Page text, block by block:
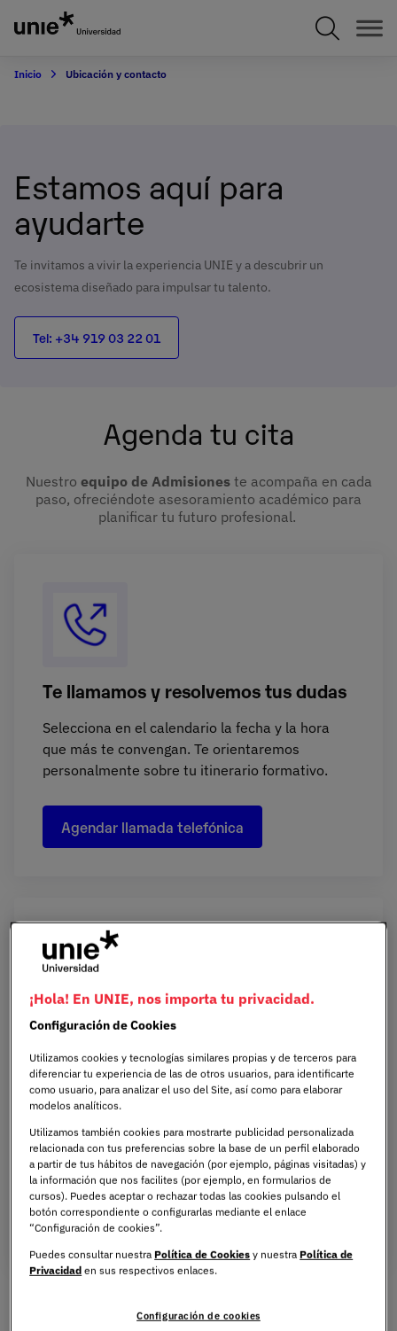
principal
Inicio Ubicación y contacto
Estamos aquí para
ayudarte
Te invitamos a vivir la experiencia UNIE y a descubrir un
ecosistema diseñado para impulsar tu talento.
Tel: +34 919 03 22 01
Agenda tu cita
Nuestro equipo de Admisioneste acompaña en cada
paso, ofreciéndote asesoramiento académico para
planificar tu futuro profesional.
Te llamamos y resolvemos tus dudas
Selecciona en el calendario la fecha y la hora
que más te convengan. Te orientaremos
personalmente sobre tu itinerario formativo.
Agendar llamada telefónica
Te invitamos a conocer nuestros
campus en persona
Descubre nuestros espacios de aprendizaje
inmersivo, instalaciones y laboratorios de
vanguardia donde el conocimiento se
transforma en acción.
Reservar visita al campus
Conoce nuestros campus
¡Hola! En UNIE, nos importa tu privacidad.
Configuración de Cookies
Utilizamos cookies y tecnologías similares propias y de terceros para
diferenciar tu experiencia de las de otros usuarios, para identificarte
como usuario, para analizar el uso del Site, así como para elaborar
modelos analíticos.
Utilizamos también cookies para mostrarte publicidad personalizada
relacionada con tus preferencias sobre la base de un perfil elaborado
a partir de tus hábitos de navegación (por ejemplo, páginas visitadas) y
la información que nos facilites (por ejemplo, en formularios de
cursos). Puedes aceptar o rechazar todas las cookies pulsando el
botón correspondiente o configurarlas mediante el enlace
“Configuración de cookies”.
Puedes consultar nuestra Política de Cookies y nuestra Política de
Privacidad en sus respectivos enlaces.
Configuración de cookies